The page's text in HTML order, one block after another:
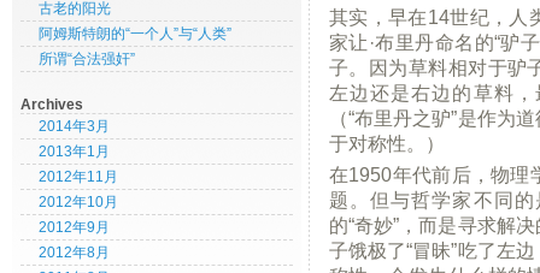
古老的阳光
阿姆斯特朗的“一个人”与“人类”
所谓“合法强奸”
Archives
2014年3月
2013年1月
2012年11月
2012年10月
2012年9月
2012年8月
其实，早在14世纪，人
家让·布里丹命名的“驴
子。因为草料相对于驴
左边还是右边的草料
（“布里丹之驴”是作为
于对称性。）
在1950年代前后，物理
题。但与哲学家不同
的“奇妙”，而是寻求解
子饿极了“冒昧”吃了左